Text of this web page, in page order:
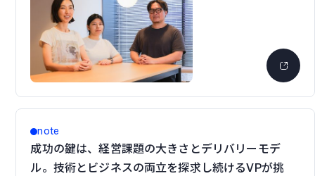
note
成功の鍵は、経営課題の大きさとデリバリーモデ
ル。技術とビジネスの両立を探求し続けるVPが挑